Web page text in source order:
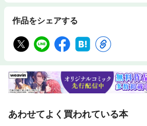
作品をシェアする
あわせてよく買われている本